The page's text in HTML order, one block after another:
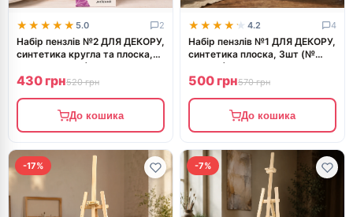
★★★★★
★★★★★ 5.0 2
Набір пензлів №2 ДЛЯ ДЕКОРУ,
синтетика кругла та плоска,
3шт (№ 2,8,20), ROSA TALENT
430 грн520 грн
До кошика
★★★★★
★★★★★ 4.2 4
Набір пензлів №1 ДЛЯ ДЕКОРУ,
синтетика плоска, 3шт (№
6,16,24), ROSA TALENT
500 грн570 грн
До кошика
-17% -7%